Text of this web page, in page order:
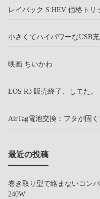
レイバック S:HEV 価格トリ
小さくてハイパワーなUSB
映画 ちいかわ
EOS R3 販売終了、してた。
AirTag電池交換：フタが固
最近の投稿
巻き取り型で絡まないコン
240W